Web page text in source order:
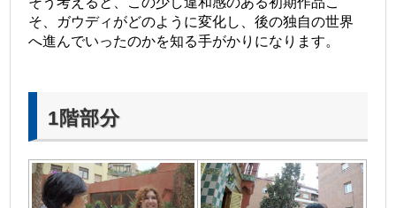
そ、ガウディがどのように変化し、後の独自の世界
へ進んでいったのかを知る手がかりになります。
1階部分